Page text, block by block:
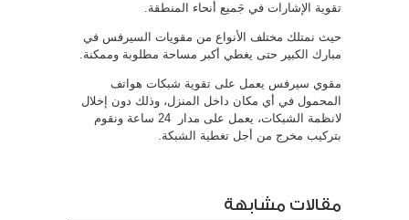
تقوية الإشارات في جَميع أنحاء المنطقة.
حيث نمتلك مختلف الأنواع من مقويات السيرفس في
مبارك الكبير حتى يغطي أكبر مساحة مطلوبة وممكنة.
مقوي سيرفس يعمل على تقوية شبكات هواتف
المحمول في أي مكان داخل المنزل، وذلك دون إخلال
لانظمة الشبكات، يعمل على مدار 24 ساعة ونقوم
بتركيب مخرج من أجل تغطية الشبكة.
مقالات مشابهة